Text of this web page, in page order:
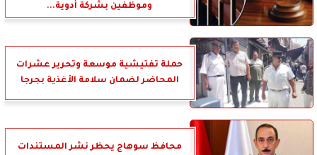
وموظفين بشركة أدوية...
حملة تفتيشية موسعة وتحرير عشرات
المحاضر لضمان سلامة الأغذية بجرجا
محافظ سوهاج يحظر نشر المستندات